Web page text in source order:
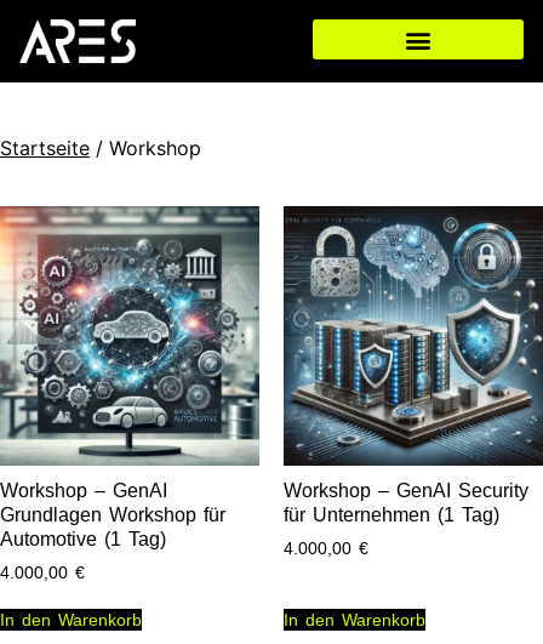
Startseite / Workshop
Workshop – GenAI
Grundlagen Workshop für
Automotive (1 Tag)
4.000,00 €
In den Warenkorb
Workshop – GenAI Security
für Unternehmen (1 Tag)
4.000,00 €
In den Warenkorb